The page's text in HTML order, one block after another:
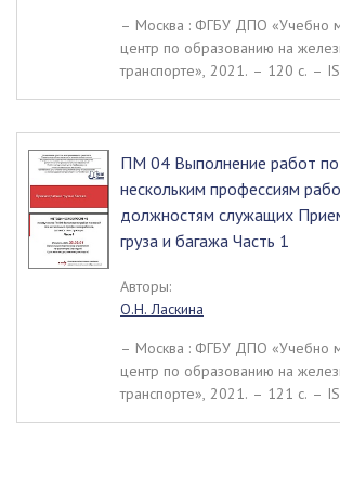
– Москва : ФГБУ ДПО «Учебно
центр по образованию на
транспорте», 2021. – 120 c. –
ПМ 04 Выполнение работ
нескольким профессиям
должностям служащих
груза и багажа Часть 1
Авторы:
О.Н. Ласкина
– Москва : ФГБУ ДПО «Учебно
центр по образованию на
транспорте», 2021. – 121 c. –